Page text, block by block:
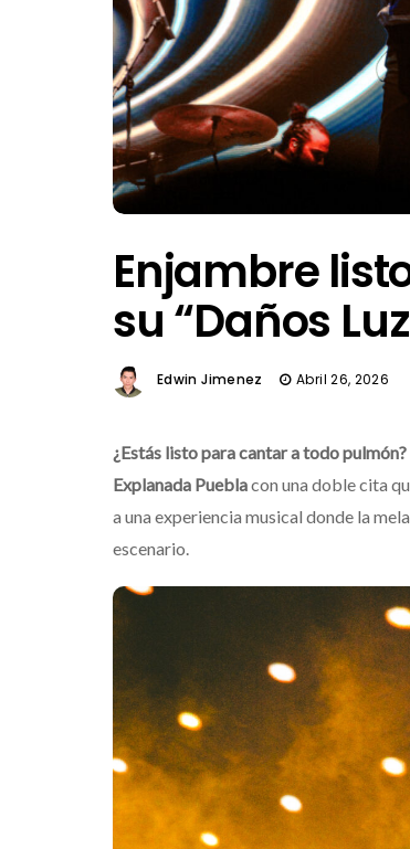
Enjambre
su “Daños
Edwin Jimenez Abril 26, 2026
¿Estás listo para cantar a todo pulmón?
Explanada Pueblacon una doble cita
a una experiencia musical donde la
escenario.